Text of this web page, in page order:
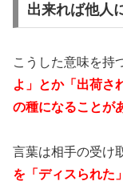
出来れば他人
こうした意味を持
よ」とか「出荷さ
の種になることが
言葉は相手の受け
を「ディスられた